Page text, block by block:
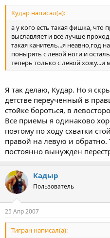
Кудар написал(а):
а у кого есть такая фишка, что
выславляет и все лучше
такая канитель...я неавно,год
понырять с левой ноги и
теперь только с левой хожу...и
Я так делаю, Кудар. Но я
детстве переученный в
стойке бороться, в
Все приемы я одинаково
поэтому по ходу схватки
правой на левую и обратно.
постоянно вынужден
Кадыр
Пользователь
25 Апр 2007
Тигран написал(а):